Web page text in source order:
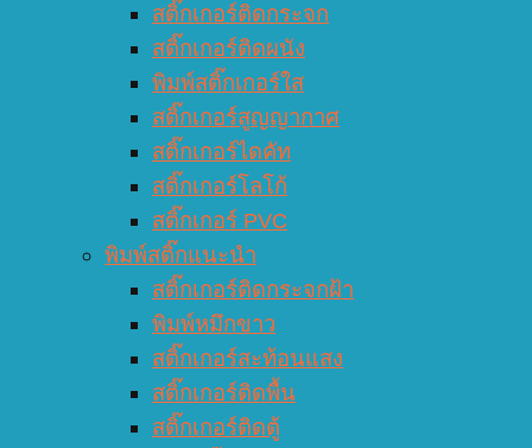
สติ๊กเกอร์ติดกระจก
สติ๊กเกอร์ติดผนัง
พิมพ์สติ๊กเกอร์ใส
สติ๊กเกอร์สูญญากาศ
สติ๊กเกอร์ไดคัท
สติ๊กเกอร์โลโก้
สติ๊กเกอร์ PVC
พิมพ์สติ๊กแนะนำ
สติ๊กเกอร์ติดกระจกฝ้า
พิมพ์หมึกขาว
สติ๊กเกอร์สะท้อนแสง
สติ๊กเกอร์ติดพื้น
สติ๊กเกอร์ติดตู้